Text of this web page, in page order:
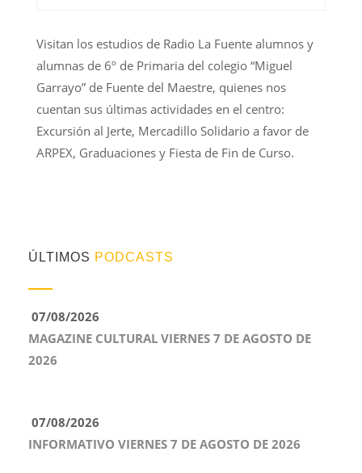
Visitan los estudios de Radio La Fuente alumnos y
alumnas de 6º de Primaria del colegio “Miguel
Garrayo” de Fuente del Maestre, quienes nos
cuentan sus últimas actividades en el centro:
Excursión al Jerte, Mercadillo Solidario a favor de
ARPEX, Graduaciones y Fiesta de Fin de Curso.
ÚLTIMOS PODCASTS
07/08/2026
MAGAZINE CULTURAL VIERNES 7 DE AGOSTO DE
2026
07/08/2026
INFORMATIVO VIERNES 7 DE AGOSTO DE 2026